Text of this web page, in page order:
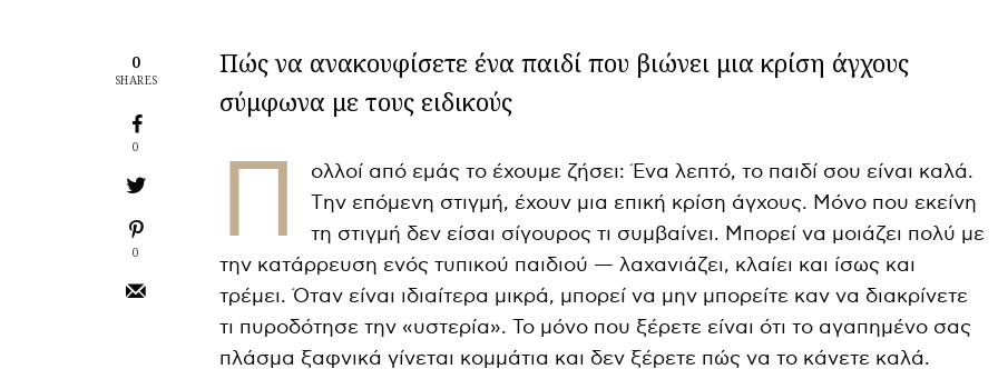
0
SHARES
0
0
Πώς να ανακουφίσετε ένα παιδί που βιώνει μια κρίση άγχους
σύμφωνα με τους ειδικούς
Π
ολλοί από εμάς το έχουμε ζήσει: Ένα λεπτό, το παιδί σου είναι καλά.
Tην επόμενη στιγμή, έχουν μια επική κρίση άγχους. Μόνο που εκείνη
τη στιγμή δεν είσαι σίγουρος τι συμβαίνει. Μπορεί να μοιάζει πολύ με
την κατάρρευση ενός τυπικού παιδιού — λαχανιάζει, κλαίει και ίσως και
τρέμει. Όταν είναι ιδιαίτερα μικρά, μπορεί να μην μπορείτε καν να διακρίνετε
τι πυροδότησε την «υστερία». Το μόνο που ξέρετε είναι ότι το αγαπημένο σας
πλάσμα ξαφνικά γίνεται κομμάτια και δεν ξέρετε πώς να το κάνετε καλά.